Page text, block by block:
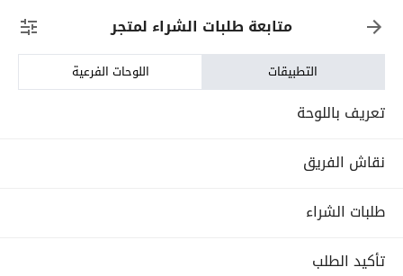
متابعة طلبات الشراء لمتجر
التطبيقات اللوحات الفرعية
تعريف باللوحة
نقاش الفريق
طلبات الشراء
تأكيد الطلب